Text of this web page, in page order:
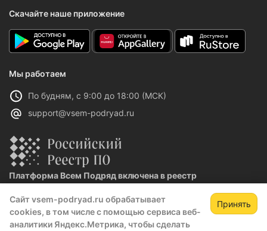
Сайт vsem-podryad.ru обрабатывает
cookies, в том числе с помощью сервиса веб-
аналитики Яндекс.Метрика, чтобы сделать
Принять
Скачайте наше приложение
Мы работаем
По будням, с 9:00 до 18:00 (МСК)
support@vsem-podryad.ru
Платформа Всем Подряд включена в реестр
Реестровая запись №32021 от 06.02.2026